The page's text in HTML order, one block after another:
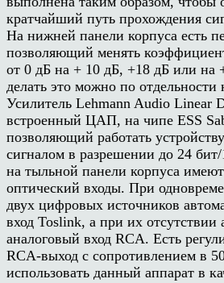
кратчайший путь прохождения
На нижней панели корпуса есть
позволяющий менять
от 0 дБ на + 10 дБ, +18 дБ или на
делать это можно по
Усилитель Lehmann Audio Linear
встроенный ЦАП, на чипе ESS
позволяющий работать
сигналом в разрешении до 24
на тыльной панели корпуса
оптический входы. При
двух цифровых источников
вход Toslink, а при их отсутствии
аналоговый вход RCA. Есть
RCA-выход с сопротивлением в
использовать данный аппарат в